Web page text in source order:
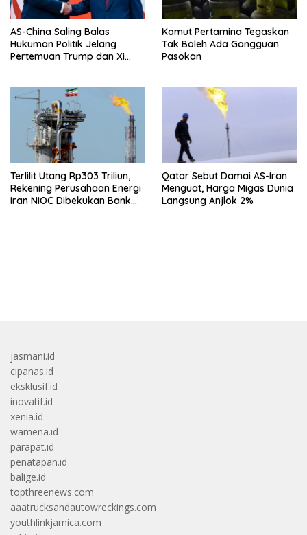
AS-China Saling Balas
Hukuman Politik Jelang
Pertemuan Trump dan Xi
Komut Pertamina Tegaskan
Tak Boleh Ada Gangguan
Pasokan
Terlilit Utang Rp303 Triliun,
Rekening Perusahaan Energi
Iran NIOC Dibekukan Bank
Qatar Sebut Damai AS-Iran
Menguat, Harga Migas Dunia
Langsung Anjlok 2%
jasmani.id
cipanas.id
eksklusif.id
inovatif.id
xenia.id
wamena.id
parapat.id
penatapan.id
balige.id
topthreenews.com
aaatrucksandautowreckings.com
youthlinkjamica.com